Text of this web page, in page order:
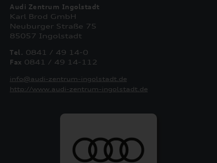
Audi Zentrum Ingolstadt
Karl Brod GmbH
Neuburger Straße 75
85057 Ingolstadt
Tel. 0841 / 49 14-0
Fax 0841 / 49 14-112
info@audi-zentrum-ingolstadt.de
http://www.audi-zentrum-ingolstadt.de